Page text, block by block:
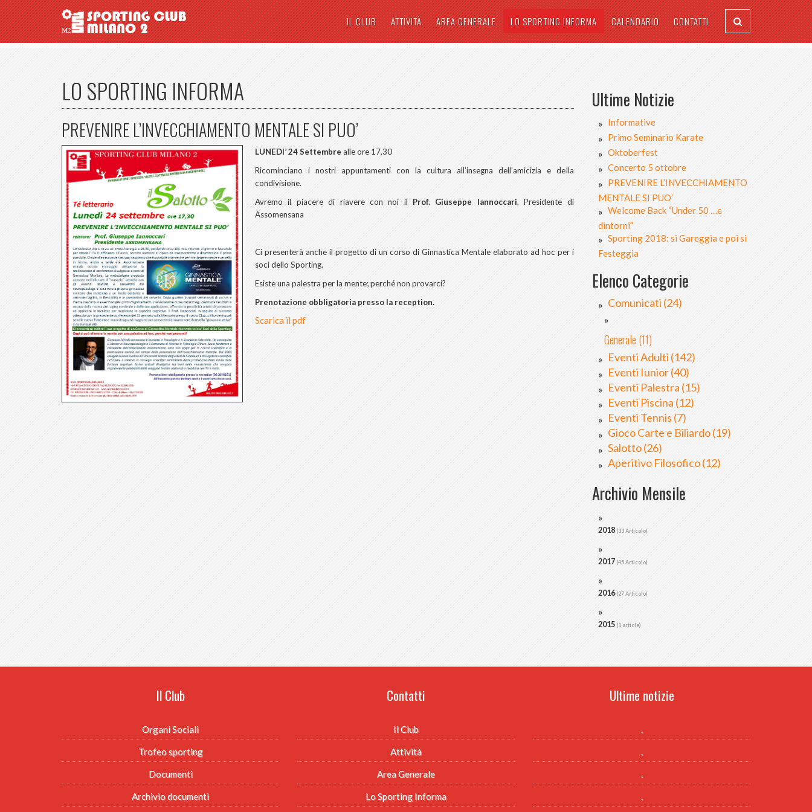
IL CLUB ATTIVITÀ AREA GENERALE LO SPORTING INFORMA CALENDARIO CONTATTI
LO SPORTING INFORMA
PREVENIRE L’INVECCHIAMENTO MENTALE SI PUO’
LUNEDI’ 24 Settembre alle ore 17,30
Ricominciano i nostri appuntamenti con la cultura all’insegna dell’amicizia e della
condivisione.
Avremo il piacere di riavere con noi il Prof. Giuseppe Iannoccari, Presidente di
Assomensana
Ci presenterà anche il progetto di un corso di Ginnastica Mentale elaborato ad hoc per i
soci dello Sporting.
Esiste una palestra per la mente; perché non provarci?
Prenotazione obbligatoria presso la reception.
Scarica il pdf
Ultime Notizie
Informative
Primo Seminario Karate
Oktoberfest
Concerto 5 ottobre
PREVENIRE L’INVECCHIAMENTO
MENTALE SI PUO’
Welcome Back “Under 50 …e
dintorni”
Sporting 2018: si Gareggia e poi si
Festeggia
Elenco Categorie
Comunicati (24)
Generale (11)
Eventi Adulti (142)
Eventi Iunior (40)
Eventi Palestra (15)
Eventi Piscina (12)
Eventi Tennis (7)
Gioco Carte e Biliardo (19)
Salotto (26)
Aperitivo Filosofico (12)
Archivio Mensile
2018 (33 Articolo)
2017 (45 Articolo)
2016(27 Articolo)
2015 (1 article)
Il Club
Organi Sociali
Trofeo sporting
Documenti
Archivio documenti
Contatti
Il Club
Attività
Area Generale
Lo Sporting Informa
Ultime notizie
.
.
.
.